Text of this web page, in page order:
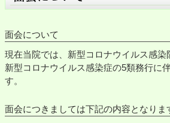
面会について
現在当院では、新型コロナウイルス感
新型コロナウイルス感染症の5類務行に
す。
面会につきましては下記の内容となりま